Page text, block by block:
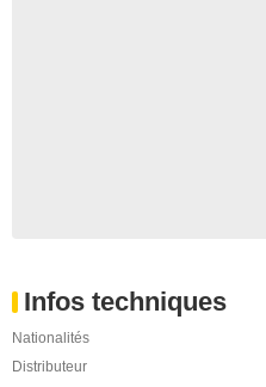
Infos techniques
Nationalités
Distributeur